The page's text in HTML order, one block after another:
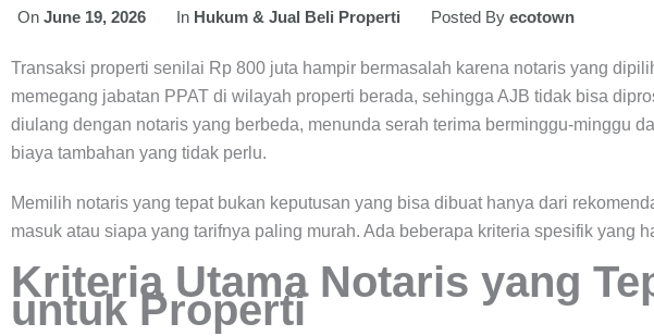
On June 19, 2026 In Hukum & Jual Beli Properti Posted By ecotown
Transaksi properti senilai Rp 800 juta hampir bermasalah karena notaris yang
memegang jabatan PPAT di wilayah properti berada, sehingga AJB tidak bisa
diulang dengan notaris yang berbeda, menunda serah terima berminggu-minggu
biaya tambahan yang tidak perlu.
Memilih notaris yang tepat bukan keputusan yang bisa dibuat hanya dari
masuk atau siapa yang tarifnya paling murah. Ada beberapa kriteria spesifik yang
Kriteria Utama Notaris yang
untuk Properti